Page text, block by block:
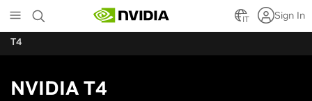
to
main
content
IT Sign In
T4
NVIDIA T4